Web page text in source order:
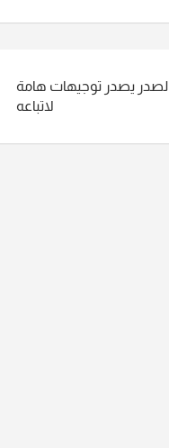
الصدر يصدر توجيهات هامة
لاتباعه